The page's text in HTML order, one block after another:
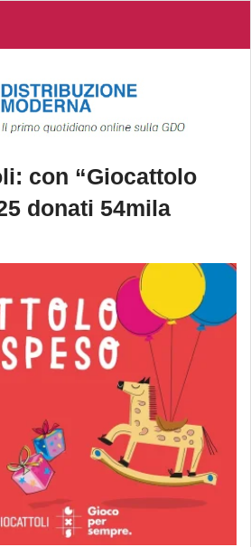
con “Giocattolo
donati 54mila